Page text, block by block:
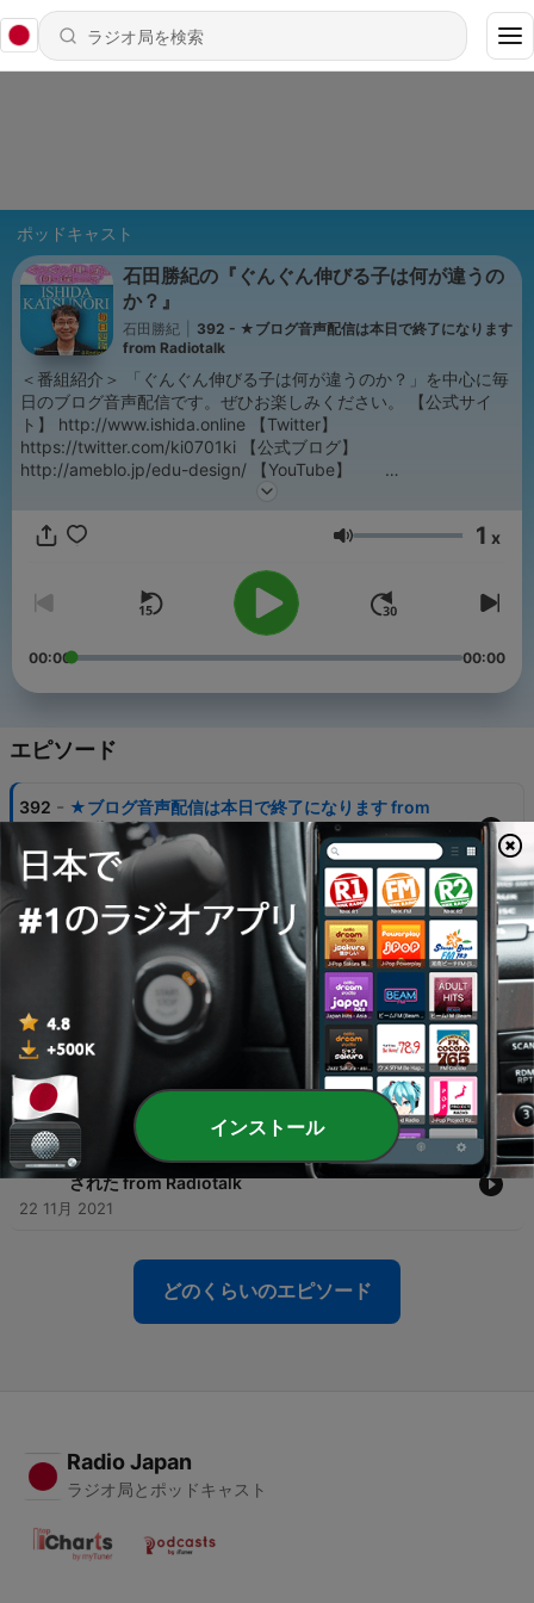
ポッドキャスト
石田勝紀の『ぐんぐん伸びる子は何が違うの
か？』
石田勝紀
392 - ★ブログ音声配信は本日で終了になります
from Radiotalk
＜番組紹介＞ 「ぐんぐん伸びる子は何が違うのか？」を中心に毎
日のブログ音声配信です。ぜひお楽しみください。 【公式サイ
ト】 http://www.ishida.online 【Twitter】
https://twitter.com/ki0701ki 【公式ブログ】
http://ameblo.jp/edu-design/ 【YouTube】
音量 1 x
00:00 00:00
エピソード
392 - ★ブログ音声配信は本日で終了になります from
Radiotalk
26 11月 2021
★現在の新卒採用に変化が！ from Radiotalk
25 11月 2021
★違和感を大切にしないと、標準化路線に戻っされ
る話 from Radiotalk
24 11月 2021
-
★『毎日毎日、同じこと言われるとストレスにな
る』法則 from Radiotalk
23 11月 2021
388 - ★好きなことだけで生きる人が成功する時代が実証
された from Radiotalk
22 11月 2021
どのくらいのエピソード
Radio Japan
ラジオ局とポッドキャスト
インストール